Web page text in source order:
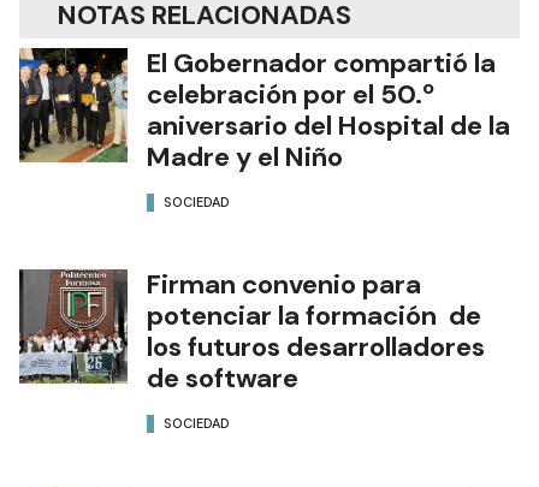
NOTAS RELACIONADAS
El Gobernador compartió la
celebración por el 50.º
aniversario del Hospital de la
Madre y el Niño
SOCIEDAD
Firman convenio para
potenciar la formación de
los futuros desarrolladores
de software
SOCIEDAD